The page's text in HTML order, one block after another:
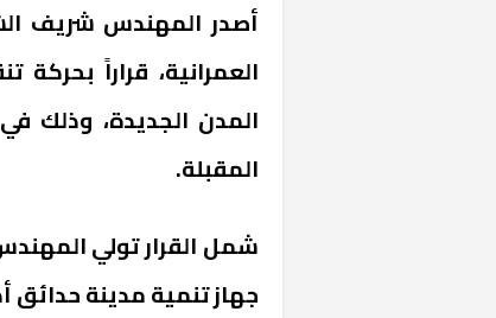
أصدر المهندس شريف
العمرانية، قراراً
المدن الجديدة، وذلك
المقبلة.
شمل القرار تولي
جهاز تنمية مدينة حدائق